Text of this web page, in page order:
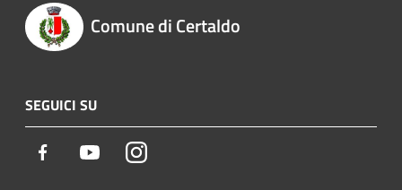
Comune di Certaldo
SEGUICI SU
Facebook YoutubeInstagram